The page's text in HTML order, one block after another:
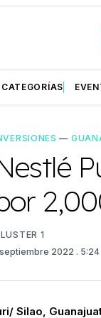
CATEGORÍAS
—
1
2022 . 5:24
Silao,